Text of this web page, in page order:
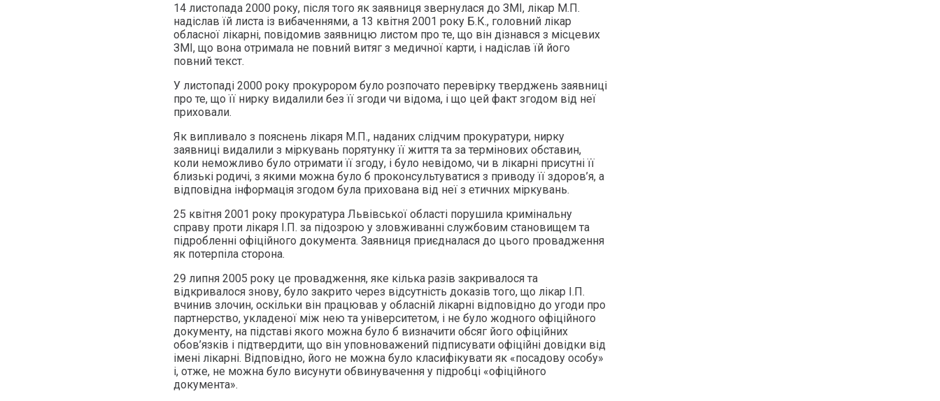
14 листопада 2000 року, після того як заявниця звернулася до ЗМІ, лікар М.П.
надіслав їй листа із вибаченнями, а 13 квітня 2001 року Б.К., головний лікар
обласної лікарні, повідомив заявницю листом про те, що він дізнався з місцевих
ЗМІ, що вона отримала не повний витяг з медичної карти, і надіслав їй його
повний текст.
У листопаді 2000 року прокурором було розпочато перевірку тверджень заявниці
про те, що її нирку видалили без її згоди чи відома, і що цей факт згодом від неї
приховали.
Як випливало з пояснень лікаря М.П., наданих слідчим прокуратури, нирку
заявниці видалили з міркувань порятунку її життя та за термінових обставин,
коли неможливо було отримати її згоду, і було невідомо, чи в лікарні присутні її
близькі родичі, з якими можна було б проконсультуватися з приводу її здоров’я, а
відповідна інформація згодом була прихована від неї з етичних міркувань.
25 квітня 2001 року прокуратура Львівської області порушила кримінальну
справу проти лікаря І.П. за підозрою у зловживанні службовим становищем та
підробленні офіційного документа. Заявниця приєдналася до цього провадження
як потерпіла сторона.
29 липня 2005 року це провадження, яке кілька разів закривалося та
відкривалося знову, було закрито через відсутність доказів того, що лікар І.П.
вчинив злочин, оскільки він працював у обласній лікарні відповідно до угоди про
партнерство, укладеної між нею та університетом, і не було жодного офіційного
документу, на підставі якого можна було б визначити обсяг його офіційних
обов’язків і підтвердити, що він уповноважений підписувати офіційні довідки від
імені лікарні. Відповідно, його не можна було класифікувати як «посадову особу»
і, отже, не можна було висунути обвинувачення у підробці «офіційного
документа».